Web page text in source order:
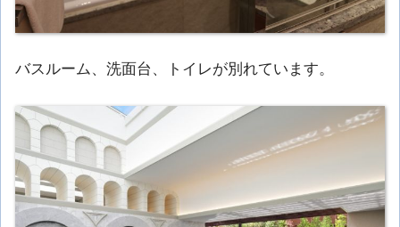
バスルーム、洗面台、トイレが別れています。